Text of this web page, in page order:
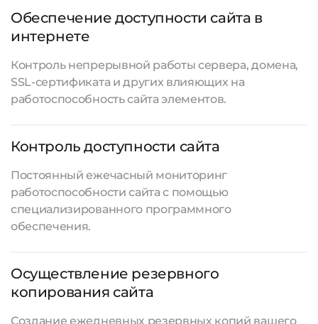
Обеспечение доступности сайта в
интернете
Контроль непрерывной работы сервера, домена,
SSL-сертификата и других влияющих на
работоспособность сайта элементов.
Контроль доступности сайта
Постоянный ежечасный мониторинг
работоспособности сайта с помощью
специализированного программного
обеспечения.
Осуществление резервного
копирования сайта
Создание ежедневных резервных копий вашего